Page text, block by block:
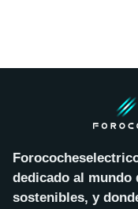
dedicado al mundo
sostenibles, y